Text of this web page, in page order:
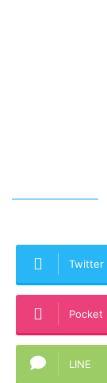
Twitter
Pocket
LINE